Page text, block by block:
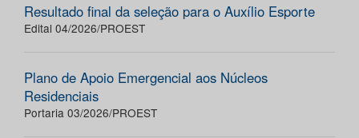
Resultado final da seleção para o Auxílio Esporte
Edital 04/2026/PROEST
Plano de Apoio Emergencial aos Núcleos
Residenciais
Portaria 03/2026/PROEST